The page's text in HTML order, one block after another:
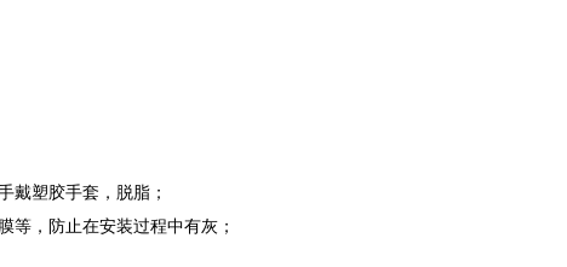
戴塑胶手套，脱脂；
等，防止在安装过程中有灰；